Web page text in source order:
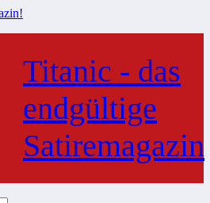
Titanic - das
endgültige
Satiremagazin